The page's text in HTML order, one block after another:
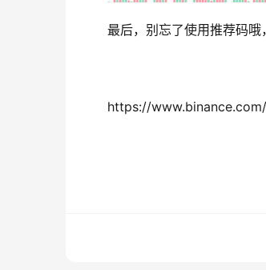
最后，别忘了使用推荐码哦
https://